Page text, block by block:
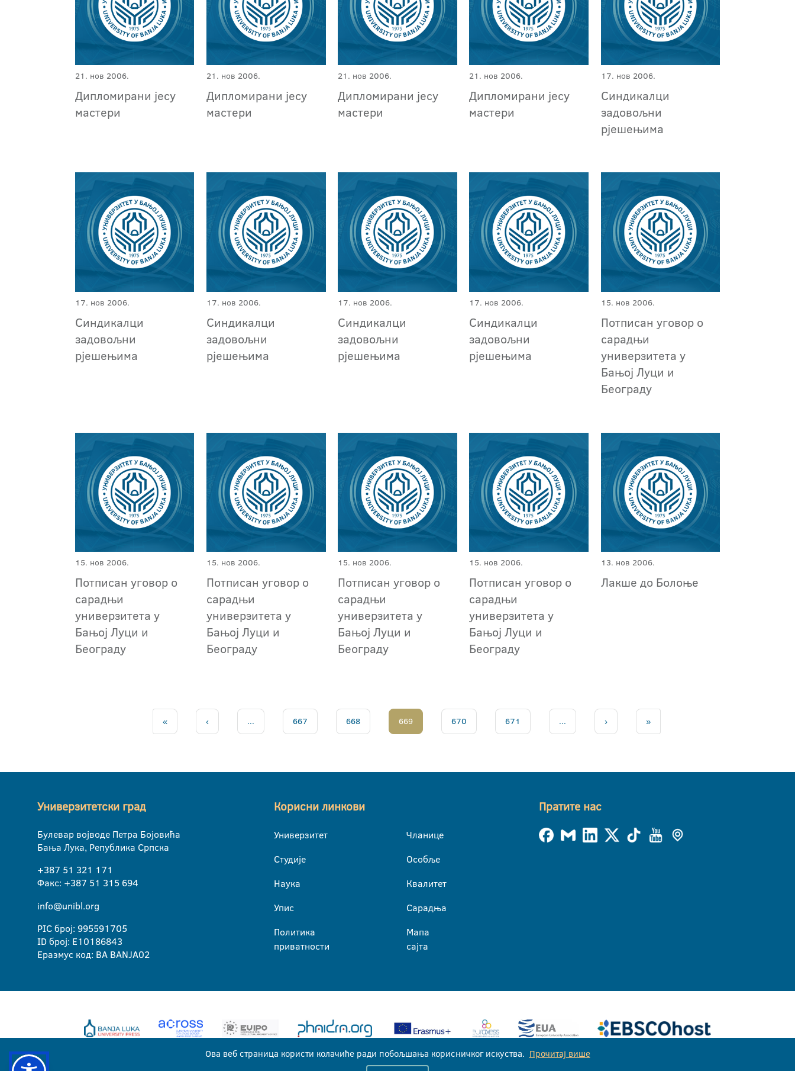
21. нов 2006.
Дипломирани јесу
мастери
21. нов 2006.
Дипломирани јесу
мастери
21. нов 2006.
Дипломирани јесу
мастери
21. нов 2006.
Дипломирани јесу
мастери
17. нов 2006.
Синдикалци
задовољни
рјешењима
17. нов 2006.
Синдикалци
задовољни
рјешењима
17. нов 2006.
Синдикалци
задовољни
рјешењима
17. нов 2006.
Синдикалци
задовољни
рјешењима
17. нов 2006.
Синдикалци
задовољни
рјешењима
15. нов 2006.
Потписан уговор о
сарадњи
универзитета у
Бањој Луци и
Београду
15. нов 2006.
Потписан уговор о
сарадњи
универзитета у
Бањој Луци и
Београду
15. нов 2006.
Потписан уговор о
сарадњи
универзитета у
Бањој Луци и
Београду
15. нов 2006.
Потписан уговор о
сарадњи
универзитета у
Бањој Луци и
Београду
15. нов 2006.
Потписан уговор о
сарадњи
универзитета у
Бањој Луци и
Београду
13. нов 2006.
Лакше до Болоње
« ‹ ... 667 668 669 670 671 ... › »
Универзитетски град
Булевар војводе Петра Бојовића
Бања Лука, Република Српска
+387 51 321 171
Факс: +387 51 315 694
info@unibl.org
PIC број: 995591705
ID број: E10186843
Еразмус код: BA BANJA02
Корисни линкови
Универзитет
Студије
Наука
Упис
Политика
приватности
Чланице
Особље
Квалитет
Сарадња
Мапа
сајта
Пратите нас
Ова веб страница користи колачиће ради побољшања корисничког искуства. Прочитај више